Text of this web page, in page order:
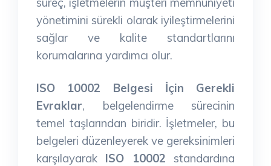
yönetimini sürekli olarak iyileştirmelerini
sağlar ve kalite standartlarını
korumalarına yardımcı olur.
ISO 10002 Belgesi İçin Gerekli
Evraklar, belgelendirme sürecinin
temel taşlarından biridir. İşletmeler, bu
belgeleri düzenleyerek ve gereksinimleri
karşılayarak ISO 10002 standardına